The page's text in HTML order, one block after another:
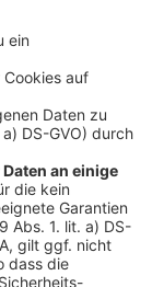
Birgit Kern
sollte